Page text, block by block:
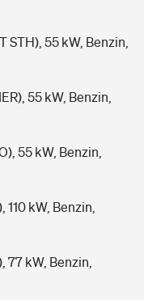
STH), 55 kW, Benzin,
55 kW, Benzin,
55 kW, Benzin,
kW, Benzin,
77 kW, Benzin,